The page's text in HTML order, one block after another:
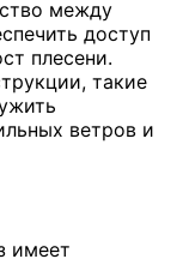
между
доступ
плесени.
такие
ветров и
имеет